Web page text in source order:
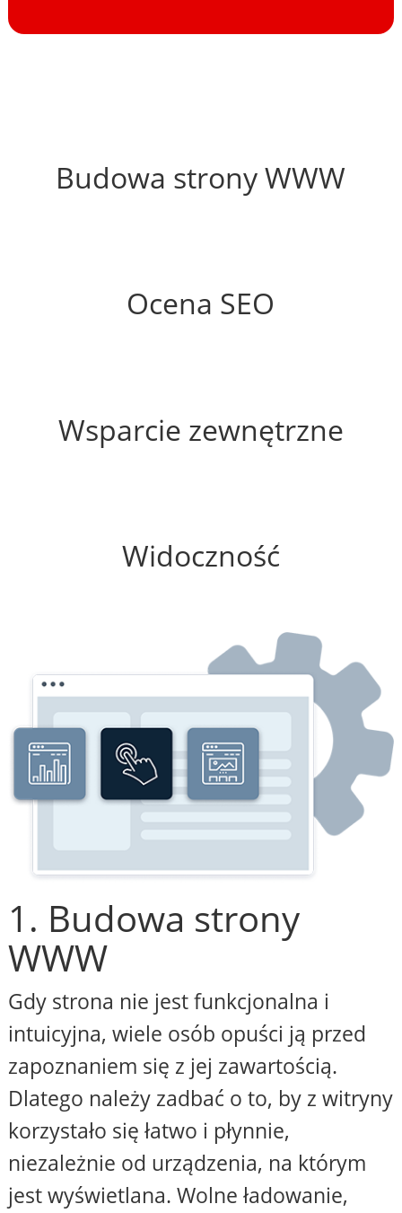
Budowa strony WWW
Ocena SEO
Wsparcie zewnętrzne
Widoczność
1. Budowa strony
WWW
Gdy strona nie jest funkcjonalna i
intuicyjna, wiele osób opuści ją przed
zapoznaniem się z jej zawartością.
Dlatego należy zadbać o to, by z witryny
korzystało się łatwo i płynnie,
niezależnie od urządzenia, na którym
jest wyświetlana. Wolne ładowanie,